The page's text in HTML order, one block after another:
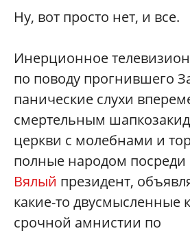
Ну, вот просто нет, и все.
Инерционное
по поводу прогнившего
панические слухи
смертельным
церкви с молебнами и
полные народом
Вялый президент,
какие-то двусмысленные
срочной амнистии по